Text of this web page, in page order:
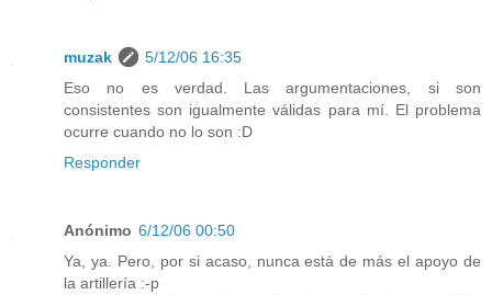
muzak
5/12/06 16:35
Eso no es verdad. Las argumentaciones, si son
consistentes son igualmente válidas para mí. El problema
ocurre cuando no lo son :D
Responder
Anónimo 6/12/06 00:50
Ya, ya. Pero, por si acaso, nunca está de más el apoyo de
la artillería :-p